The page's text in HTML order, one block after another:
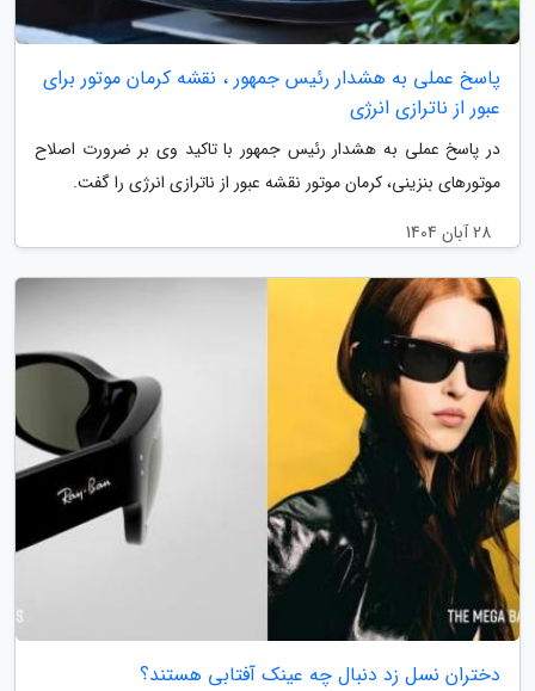
پاسخ عملی به هشدار رئیس جمهور ، نقشه کرمان موتور برای
عبور از ناترازی انرژی
در پاسخ عملی به هشدار رئیس جمهور با تاکید وی بر ضرورت اصلاح
موتورهای بنزینی، کرمان موتور نقشه عبور از ناترازی انرژی را گفت.
28 آبان 1404
دختران نسل زد دنبال چه عینک آفتابی هستند؟